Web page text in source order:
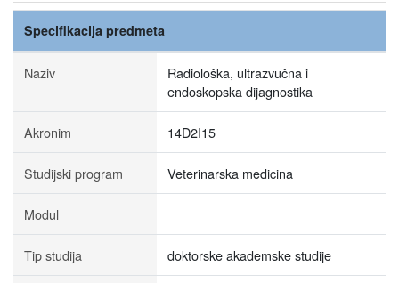
Specifikacija predmeta
Naziv
Radiološka, ultrazvučna i
endoskopska dijagnostika
Akronim 14D2I15
Studijski program Veterinarska medicina
Modul
Tip studija doktorske akademske studije